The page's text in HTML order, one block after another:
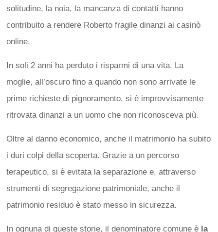
solitudine, la noia, la mancanza di contatti hanno
contribuito a rendere Roberto fragile dinanzi ai casinò
online.
In soli 2 anni ha perduto i risparmi di una vita. La
moglie, all’oscuro fino a quando non sono arrivate le
prime richieste di pignoramento, si è improvvisamente
ritrovata dinanzi a un uomo che non riconosceva più.
Oltre al danno economico, anche il matrimonio ha subito
i duri colpi della scoperta. Grazie a un percorso
terapeutico, si è evitata la separazione e, attraverso
strumenti di segregazione patrimoniale, anche il
patrimonio residuo è stato messo in sicurezza.
In ognuna di queste storie, il denominatore comune è la